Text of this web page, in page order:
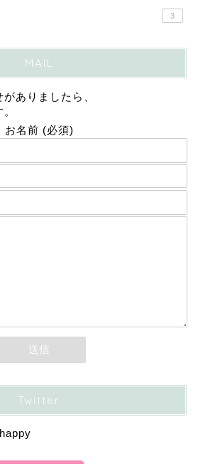
3
MAIL
ありましたら、
お名前 (必須)
Twitter